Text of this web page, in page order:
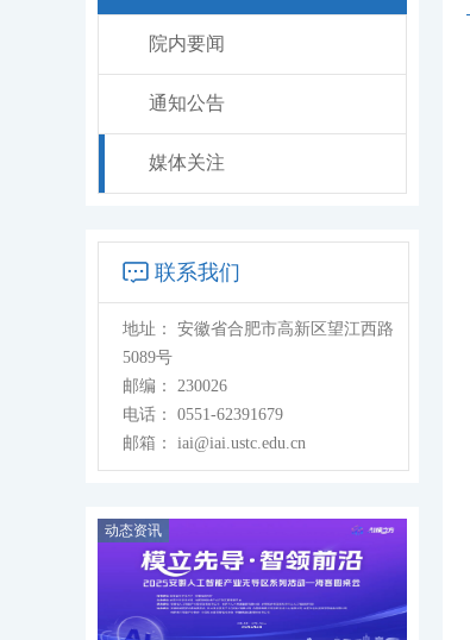
院内要闻
通知公告
媒体关注
联系我们
地址：
安徽省合肥市高新区望江西路
5089号
邮编：
230026
电话：
0551-62391679
邮箱：
iai@iai.ustc.edu.cn
动态资讯